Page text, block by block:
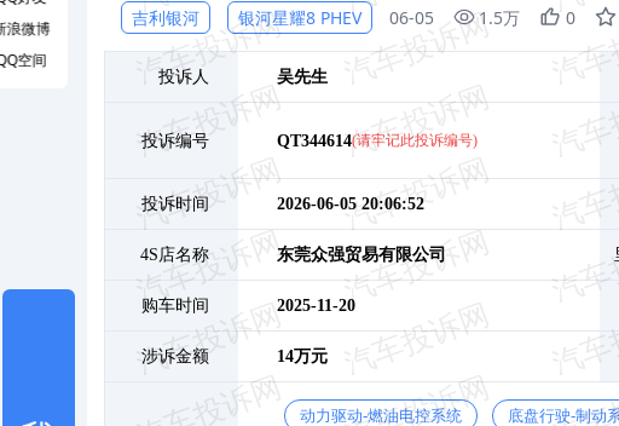
吉利银河 银河星耀8 PHEV 06-05 1.5万 0
投诉人 吴先生
投诉编号 QT344614(请牢记此投诉编号)
投诉时间 2026-06-05 20:06:52
4S店名称 东莞众强贸易有限公司
购车时间 2025-11-20
涉诉金额 14万元
动力驱动-燃油电控系统 底盘行驶-制动
浪微博
空间